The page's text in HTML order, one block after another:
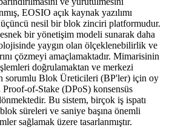
EOSIO açık kaynak yazılımı
üçüncü nesil bir blok zinciri platformudur.
bir yönetişim modeli sunarak daha
yaygın olan ölçeklenebilirlik ve
çözmeyi amaçlamaktadır. Mimarisinin
doğrulamaktan ve merkezi
sorumlu Blok Üreticileri (BP'ler) için oy
Proof-of-Stake (DPoS) konsensüs
Bu sistem, birçok iş ispatı
blok süreleri ve saniye başına önemli
sağlamak üzere tasarlanmıştır.